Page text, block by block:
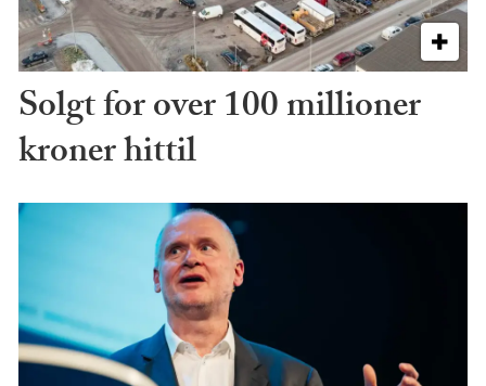
Solgt for over 100 millioner
kroner hittil